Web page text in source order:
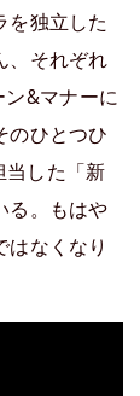
を独立した
、それぞれ
ン&マナーに
のひとつひ
当した「新
る。もはや
なくなり